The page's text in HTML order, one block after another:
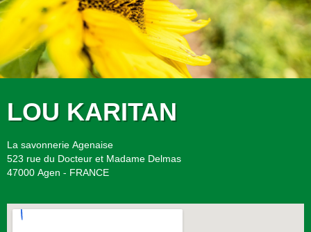
LOU KARITAN
La savonnerie Agenaise
523 rue du Docteur et Madame Delmas
47000 Agen - FRANCE